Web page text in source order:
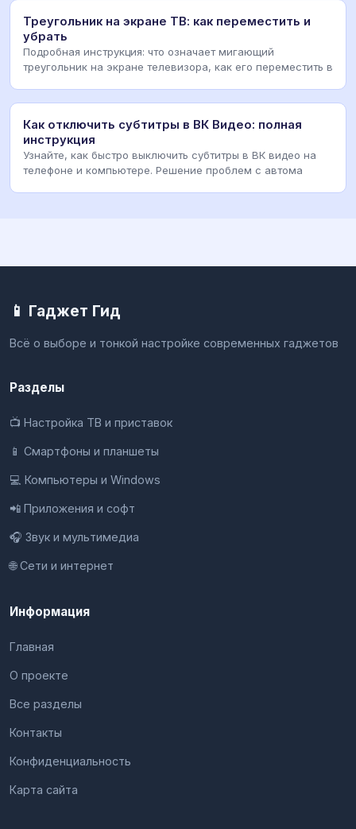
Треугольник на экране ТВ: как переместить и
убрать
Подробная инструкция: что означает мигающий
треугольник на экране телевизора, как его переместить в
Как отключить субтитры в ВК Видео: полная
инструкция
Узнайте, как быстро выключить субтитры в ВК видео на
телефоне и компьютере. Решение проблем с автома
📱 Гаджет Гид
Всё о выборе и тонкой настройке современных гаджетов
Разделы
📺 Настройка ТВ и приставок
📱 Смартфоны и планшеты
💻 Компьютеры и Windows
📲 Приложения и софт
🎧 Звук и мультимедиа
🌐 Сети и интернет
Информация
Главная
О проекте
Все разделы
Контакты
Конфиденциальность
Карта сайта